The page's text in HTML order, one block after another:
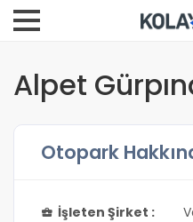
Alpet
Otopark
İşleten Şirket :